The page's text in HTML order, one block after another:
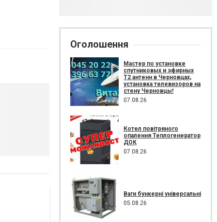
Оголошення
Мастер по установке
спутниковых и эфирных
Т2 антенн в Черновцах,
установка телевизоров на
стену Черновцы!
07.08.26
Котел повітряного
опалення Теплогенератор
ДОК
07.08.26
Ваги бункерні універсальні
05.08.26